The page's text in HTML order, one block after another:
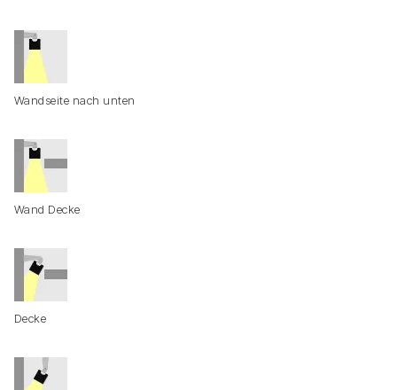
Wandseite nach unten
Wand Decke
Decke